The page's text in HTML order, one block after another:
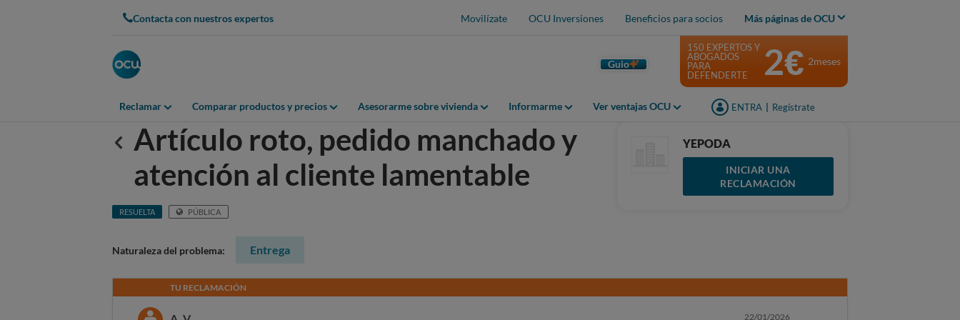
Contacta con nuestros expertos Movilízate OCU Inversiones Beneficios para socios Más páginas de OCU
Guio
Reclamar Comparar productos y precios Asesorarme sobre vivienda Informarme Ver ventajas OCU ENTRA Regístrate
150 EXPERTOS Y
ABOGADOS
PARA
DEFENDERTE
2€ 2meses
Anterior
Artículo roto, pedido manchado y
atención al cliente lamentable
RESUELTA PÚBLICA
YEPODA
INICIAR UNA
RECLAMACIÓN
Naturaleza del problema: Entrega
TU RECLAMACIÓN
22/01/2026